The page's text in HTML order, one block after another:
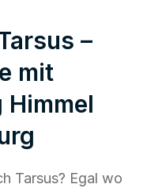
–
mit
Himmel
Tarsus? Egal wo